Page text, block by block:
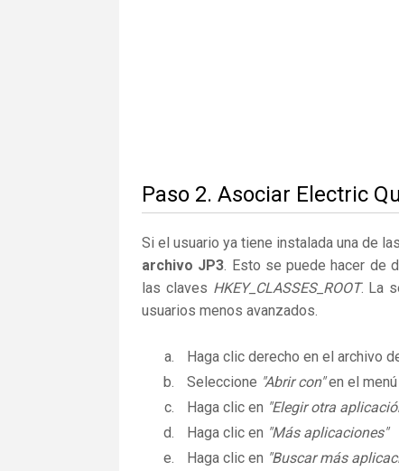
Paso 2. Asociar Electric
Si el usuario ya tiene instalada una de
archivo JP3. Esto se puede hacer de
las claves HKEY_CLASSES_ROOT. La
usuarios menos avanzados.
Haga clic derecho en el archivo
Seleccione "Abrir con"en el menú
Haga clic en "Elegir otra
Haga clic en "Más aplicaciones"
Haga clic en "Buscar más